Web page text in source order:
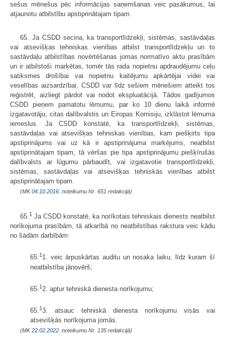
sešus mēnešus pēc informācijas saņemšanas veic pasākumus, lai
atjaunotu atbilstību apstiprinātajam tipam.
65. Ja CSDD secina, ka transportlīdzekļi, sistēmas, sastāvdaļas
vai atsevišķas tehniskas vienības atbilst transportlīdzekļu un to
sastāvdaļu atbilstības novērtēšanas jomas normatīvo aktu prasībām
un ir atbilstoši marķētas, tomēr tās rada nopietnu apdraudējumu ceļu
satiksmes drošībai vai nopietnu kaitējumu apkārtējai videi vai
veselības aizsardzībai, CSDD var līdz sešiem mēnešiem atteikt tos
reģistrēt, aizliegt pārdot vai nodot ekspluatācijā. Tādos gadījumos
CSDD pieņem pamatotu lēmumu, par ko 10 dienu laikā informē
izgatavotāju, citas dalībvalstis un Eiropas Komisiju, izklāstot lēmuma
iemeslus. Ja CSDD konstatē, ka transportlīdzekļi, sistēmas,
sastāvdaļas vai atsevišķas tehniskas vienības, kam piešķirts tipa
apstiprinājums vai uz kā ir apstiprinājuma marķējums, neatbilst
apstiprinātajam tipam, tā vēršas pie tipa apstiprinājumu piešķīrušās
dalībvalsts ar lūgumu pārbaudīt, vai izgatavotie transportlīdzekļi,
sistēmas, sastāvdaļas vai atsevišķas tehniskās vienības atbilst
apstiprinātajam tipam.
(MK04.10.2016. noteikumu Nr. 651 redakcijā)
65.1 Ja CSDD konstatē, ka norīkotais tehniskais dienests neatbilst
norīkojuma prasībām, tā atkarībā no neatbilstības rakstura veic kādu
no šādām darbībām:
65.11. veic ārpuskārtas auditu un nosaka laiku, līdz kuram šī
neatbilstība jānovērš;
65.12. aptur tehniskā dienesta norīkojumu;
65.13. atsauc tehniskā dienesta norīkojumu visās vai
atsevišķās norīkojuma jomās.
(MK22.02.2022. noteikumu Nr. 135 redakcijā)